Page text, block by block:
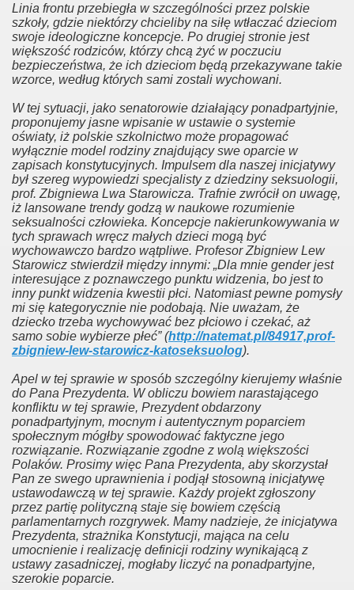
Linia frontu przebiegła w szczególności przez polskie
szkoły, gdzie niektórzy chcieliby na siłę wtłaczać dzieciom
swoje ideologiczne koncepcje. Po drugiej stronie jest
większość rodziców, którzy chcą żyć w poczuciu
bezpieczeństwa, że ich dzieciom będą przekazywane takie
wzorce, według których sami zostali wychowani.
W tej sytuacji, jako senatorowie działający ponadpartyjnie,
proponujemy jasne wpisanie w ustawie o systemie
oświaty, iż polskie szkolnictwo może propagować
wyłącznie model rodziny znajdujący swe oparcie w
zapisach konstytucyjnych. Impulsem dla naszej inicjatywy
był szereg wypowiedzi specjalisty z dziedziny seksuologii,
prof. Zbigniewa Lwa Starowicza. Trafnie zwrócił on uwagę,
iż lansowane trendy godzą w naukowe rozumienie
seksualności człowieka. Koncepcje nakierunkowywania w
tych sprawach wręcz małych dzieci mogą być
wychowawczo bardzo wątpliwe. Profesor Zbigniew Lew
Starowicz stwierdził między innymi: „Dla mnie gender jest
interesujące z poznawczego punktu widzenia, bo jest to
inny punkt widzenia kwestii płci. Natomiast pewne pomysły
mi się kategorycznie nie podobają. Nie uważam, że
dziecko trzeba wychowywać bez płciowo i czekać, aż
samo sobie wybierze płeć” (http://natemat.pl/84917,prof-
zbigniew-lew-starowicz-katoseksuolog).
Apel w tej sprawie w sposób szczególny kierujemy właśnie
do Pana Prezydenta. W obliczu bowiem narastającego
konfliktu w tej sprawie, Prezydent obdarzony
ponadpartyjnym, mocnym i autentycznym poparciem
społecznym mógłby spowodować faktyczne jego
rozwiązanie. Rozwiązanie zgodne z wolą większości
Polaków. Prosimy więc Pana Prezydenta, aby skorzystał
Pan ze swego uprawnienia i podjął stosowną inicjatywę
ustawodawczą w tej sprawie. Każdy projekt zgłoszony
przez partię polityczną staje się bowiem częścią
parlamentarnych rozgrywek. Mamy nadzieje, że inicjatywa
Prezydenta, strażnika Konstytucji, mająca na celu
umocnienie i realizację definicji rodziny wynikającą z
ustawy zasadniczej, mogłaby liczyć na ponadpartyjne,
szerokie poparcie.
KUL
– Rewolucja kulturalna
niegeja